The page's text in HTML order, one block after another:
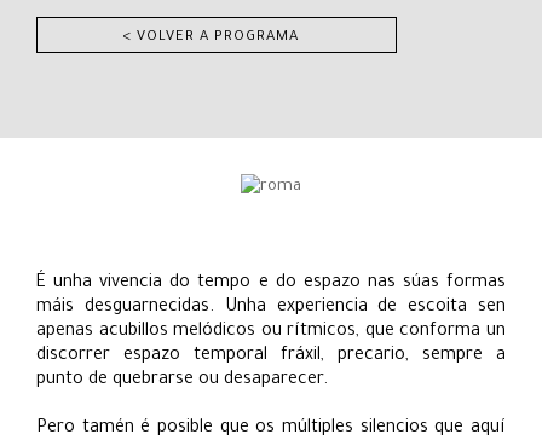
< VOLVER A PROGRAMA
É unha vivencia do tempo e do espazo nas súas formas
máis desguarnecidas. Unha experiencia de escoita sen
apenas acubillos melódicos ou rítmicos, que conforma un
discorrer espazo temporal fráxil, precario, sempre a
punto de quebrarse ou desaparecer.
Pero tamén é posible que os múltiples silencios que aquí